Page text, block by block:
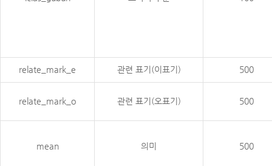
relate_mark_e 관련 표기(이표기) 500
relate_mark_o 관련 표기(오표기) 500
mean 의미 500